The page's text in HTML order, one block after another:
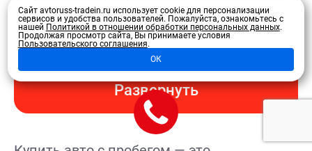
Кузов
Купе Внедорожник Внедорожник 5 дв.
Хэтчбек 3 дв. Хэтчбек 5 дв.
Минивэн Кроссовер
Развернуть
Сайт avtoruss-tradein.ru использует cookie для персонализации
сервисов и удобства пользователей. Пожалуйста, ознакомьтесь с
нашей Политикой в отношении обработки персональных данных.
Продолжая просмотр сайта, Вы принимаете условия
Пользовательского соглашения.
ОК